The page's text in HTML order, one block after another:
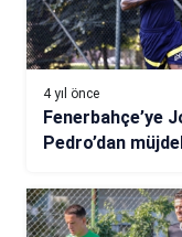
4 yıl önce
Fenerbahçe’ye
Pedro’dan
çalışmalarına
başladı